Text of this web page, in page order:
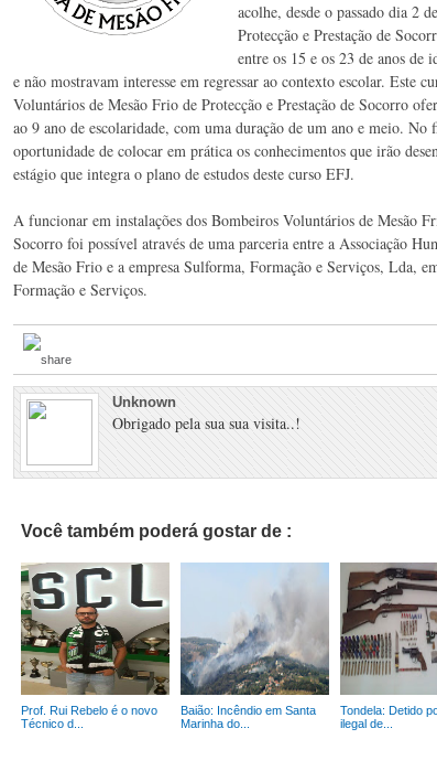
acolhe, desde o passado dia 2
Protecção e Prestação de
entre os 15 e os 23 de anos de
e não mostravam interesse em regressar ao contexto escolar. Este
Voluntários de Mesão Frio de Protecção e Prestação de Socorro
ao 9 ano de escolaridade, com uma duração de um ano e meio. No
oportunidade de colocar em prática os conhecimentos que irão
estágio que integra o plano de estudos deste curso EFJ.
A funcionar em instalações dos Bombeiros Voluntários de Mesão
Socorro foi possível através de uma parceria entre a Associação
de Mesão Frio e a empresa Sulforma, Formação e Serviços, Lda,
Formação e Serviços.
Unknown
Obrigado pela sua sua visita..!
Você também poderá gostar de :
Prof. Rui Rebelo é o novo
Técnico d...
Baião: Incêndio em Santa
Marinha do...
Tondela: Detido
ilegal de...